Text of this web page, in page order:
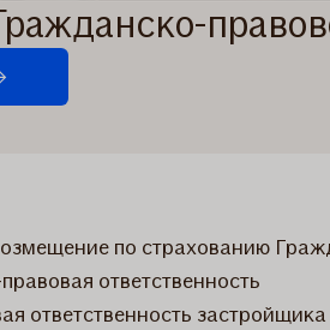
по страхованию
ответственность
ответственность застройщика